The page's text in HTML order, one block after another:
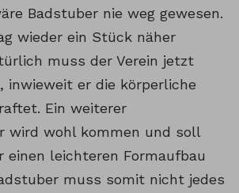
Badstuber nie weg gewesen.
wieder ein Stück näher
muss der Verein jetzt
inwieweit er die körperliche
Ein weiterer
wird wohl kommen und soll
einen leichteren Formaufbau
muss somit nicht jedes